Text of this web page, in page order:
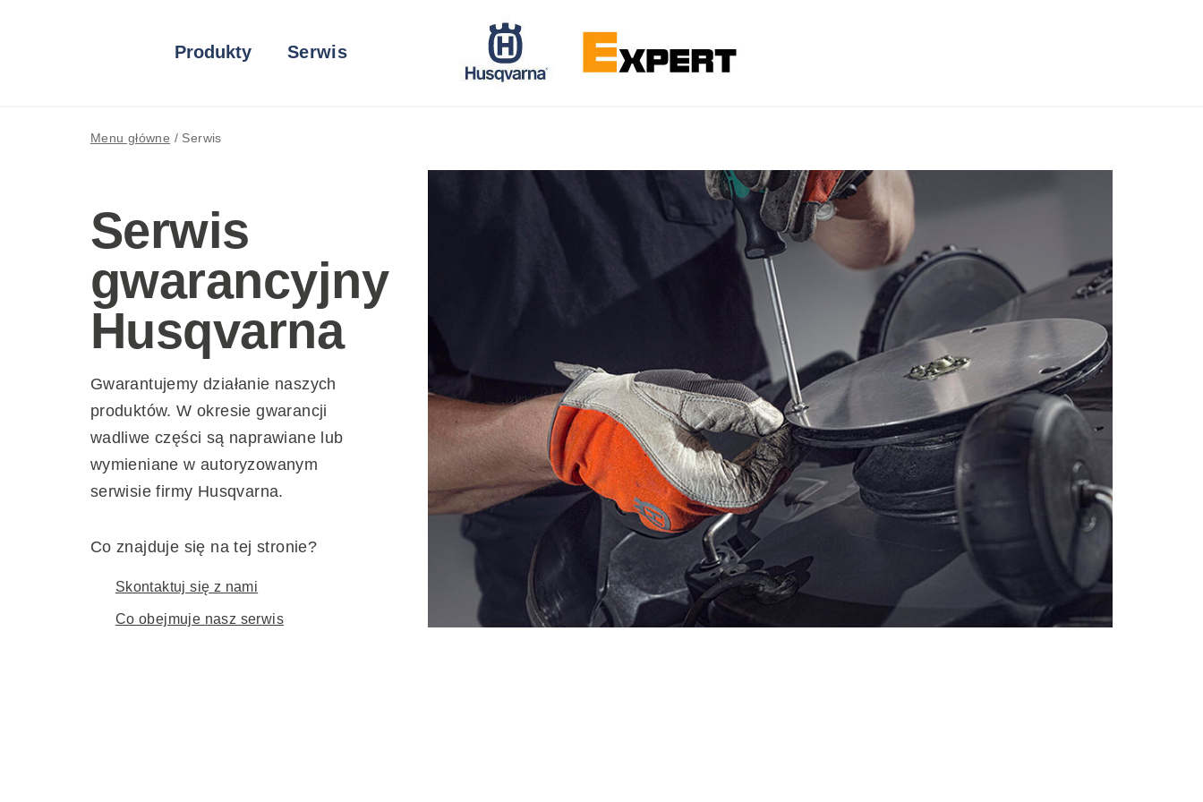
Produkty Serwis
Menu główne / Serwis
Serwis
gwarancyjny
Husqvarna
Gwarantujemy działanie naszych
produktów. W okresie gwarancji
wadliwe części są naprawiane lub
wymieniane w autoryzowanym
serwisie firmy Husqvarna.
Co znajduje się na tej stronie?
Skontaktuj się z nami
Co obejmuje nasz serwis